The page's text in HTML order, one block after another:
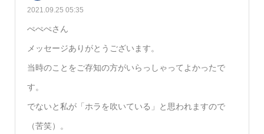
2021.09.25 05:35
ぺぺぺさん
メッセージありがとうございます。
当時のことをご存知の方がいらっしゃってよかったで
す。
でないと私が「ホラを吹いている」と思われますので
（苦笑）。